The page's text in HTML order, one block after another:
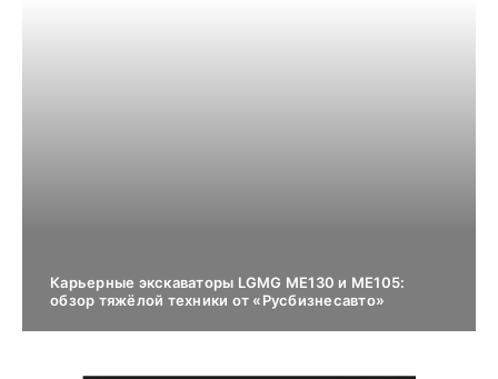
Карьерные экскаваторы LGMG ME130 и ME105:
обзор тяжёлой техники от «Русбизнесавто»